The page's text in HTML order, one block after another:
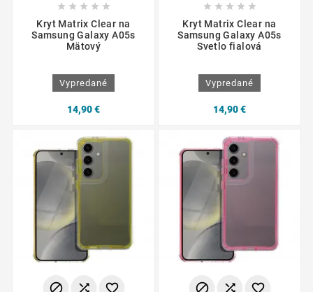
    
Kryt Matrix Clear na
Samsung Galaxy A05s
Mätový
Vypredané
14,90 €
    
Kryt Matrix Clear na
Samsung Galaxy A05s
Svetlo fialová
Vypredané
14,90 €
     